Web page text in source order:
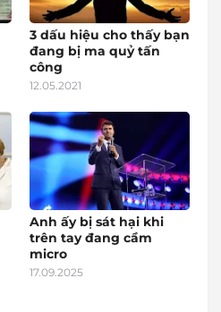
3 dấu hiệu cho thấy bạn
đang bị ma quỷ tấn
công
12.05.2021
Anh ấy bị sát hại khi
trên tay đang cầm
micro
17.09.2025